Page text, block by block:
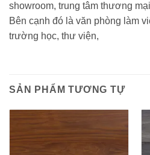
showroom, trung tâm thương
Bên cạnh đó là văn phòng làm
trường học, thư viện,
SẢN PHẨM TƯƠNG TỰ